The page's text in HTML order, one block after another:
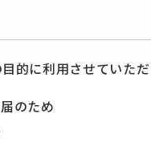
的に利用させていた
のため